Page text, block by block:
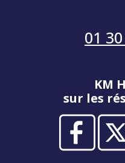
01
KM
sur les